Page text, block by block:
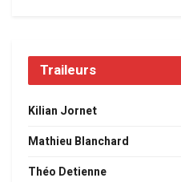
Traileurs
Kilian Jornet
Mathieu Blanchard
Théo Detienne